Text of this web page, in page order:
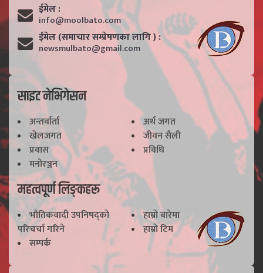
ईमेल :
info@moolbato.com
ईमेल (समाचार सम्प्रेषणका लागि ) :
newsmulbato@gmail.com
साइट नेभिगेसन
अन्तर्वार्ता
अर्थ जगत
खेलजगत
जीवन सैली
प्रवास
प्रविधि
मनोरञ्जन
महत्वपूर्ण लिङ्कहरू
भाैतिकवादी उपनिषद्काे
परिचर्चा गरिने
हाम्राे बारेमा
हाम्राे टिम
सम्पर्क